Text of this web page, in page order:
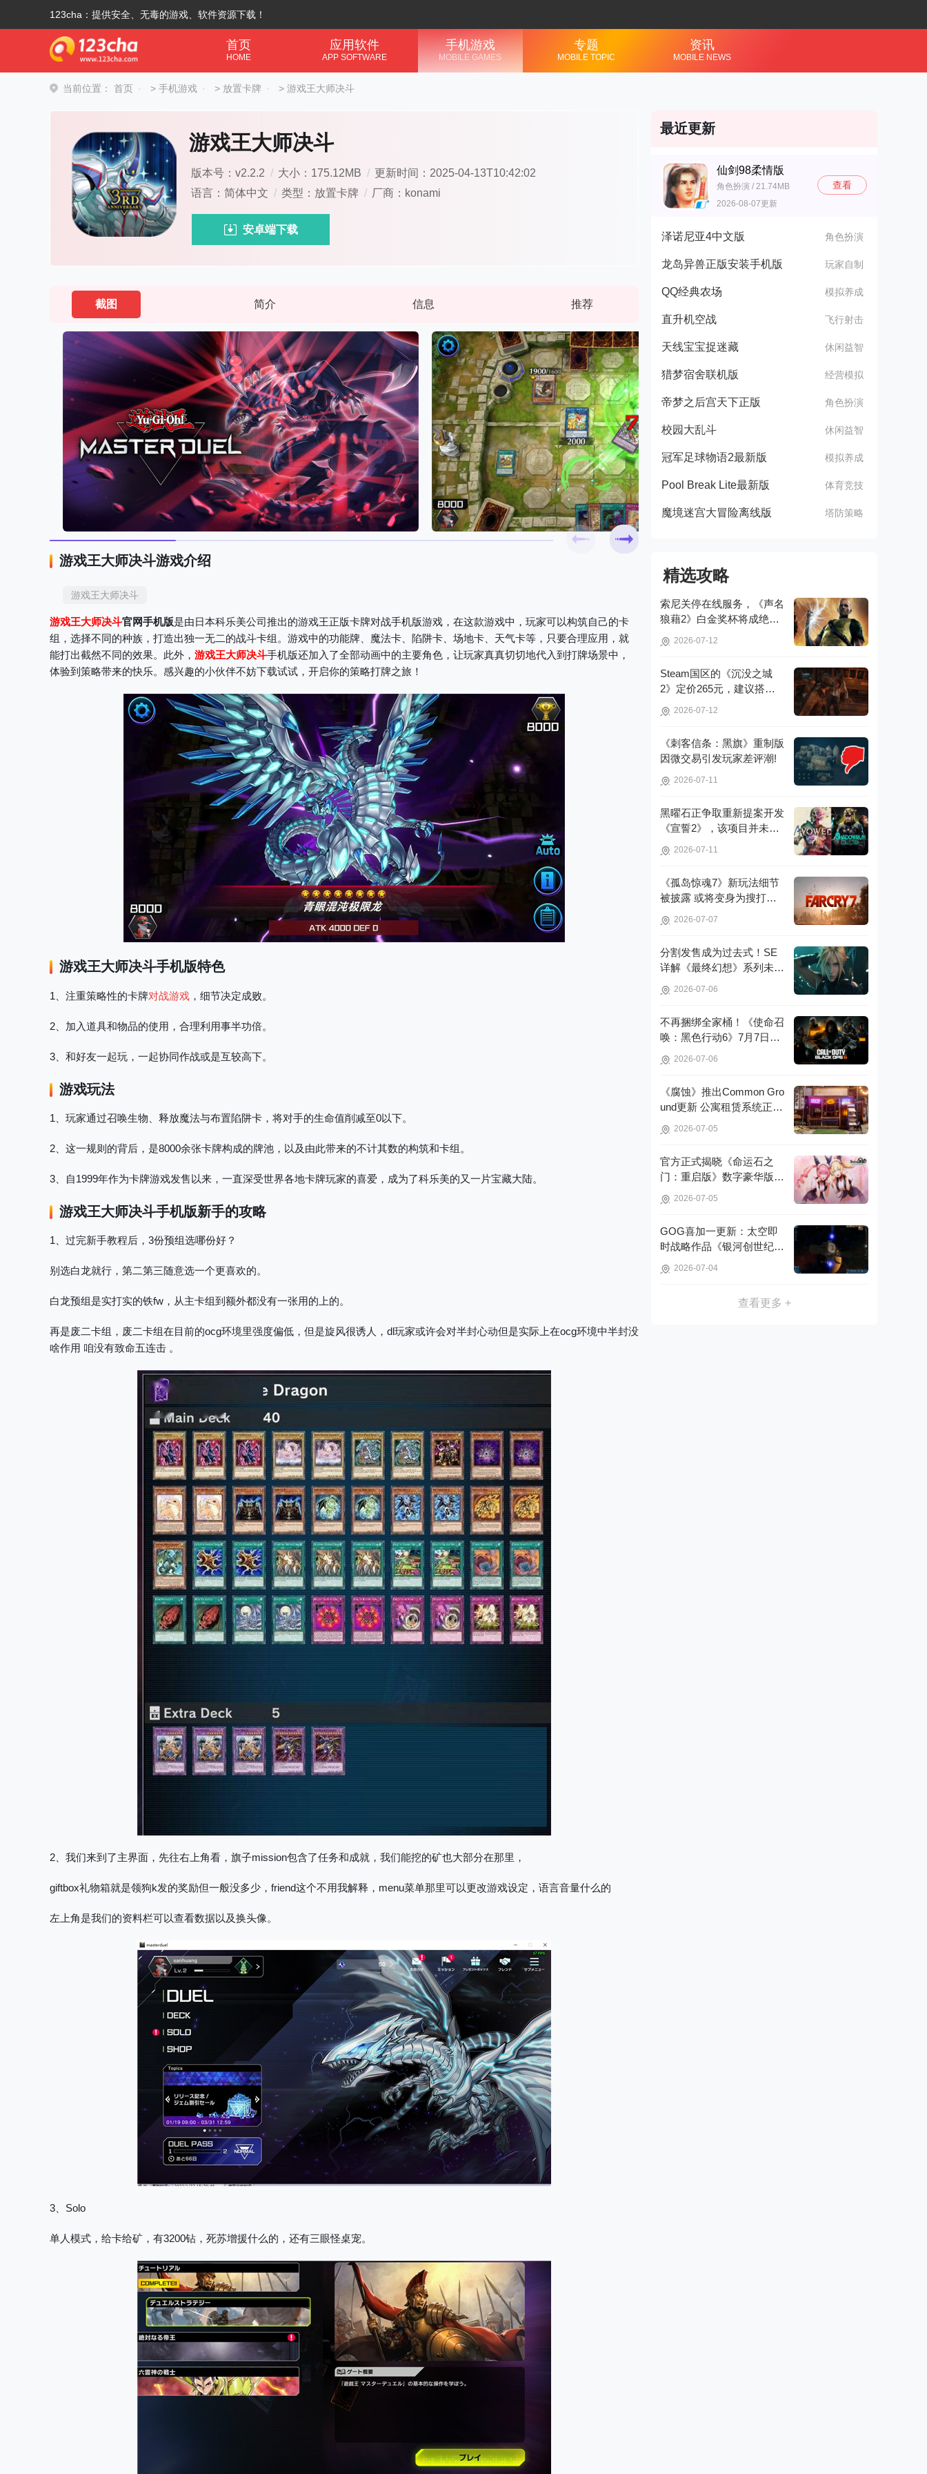
123cha：提供安全、无毒的游戏、软件资源下载！
首页
HOME
应用软件
APP SOFTWARE
手机游戏
MOBILE GAMES
专题
MOBILE TOPIC
资讯
MOBILE NEWS
当前位置： 首页 > 手机游戏 > 放置卡牌 > 游戏王大师决斗
游戏王大师决斗
版本号：v2.2.2 / 大小：175.12MB / 更新时间：2025-04-13T10:42:02
语言：简体中文 / 类型：放置卡牌 / 厂商：konami
安卓端下载
截图 简介 信息 推荐
游戏王大师决斗游戏介绍
游戏王大师决斗
游戏王大师决斗官网手机版是由日本科乐美公司推出的游戏王正版卡牌对战手机版游戏，在这款游戏中，玩家可以构筑自己的卡
组，选择不同的种族，打造出独一无二的战斗卡组。游戏中的功能牌、魔法卡、陷阱卡、场地卡、天气卡等，只要合理应用，就
能打出截然不同的效果。此外， 游戏王大师决斗手机版还加入了全部动画中的主要角色，让玩家真真切切地代入到打牌场景中，
体验到策略带来的快乐。感兴趣的小伙伴不妨下载试试，开启你的策略打牌之旅！
游戏王大师决斗手机版特色
1、注重策略性的卡牌对战游戏 ，细节决定成败。
2、加入道具和物品的使用，合理利用事半功倍。
3、和好友一起玩，一起协同作战或是互较高下。
游戏玩法
1、玩家通过召唤生物、释放魔法与布置陷阱卡，将对手的生命值削减至0以下。
2、这一规则的背后，是8000余张卡牌构成的牌池，以及由此带来的不计其数的构筑和卡组。
3、自1999年作为卡牌游戏发售以来，一直深受世界各地卡牌玩家的喜爱，成为了科乐美的又一片宝藏大陆。
游戏王大师决斗手机版新手的攻略
1、过完新手教程后，3份预组选哪份好？
别选白龙就行，第二第三随意选一个更喜欢的。
白龙预组是实打实的铁fw，从主卡组到额外都没有一张用的上的。
再是废二卡组，废二卡组在目前的ocg环境里强度偏低，但是旋风很诱人，dl玩家或许会对半封心动但是实际上在ocg环境中半封没
啥作用 咱没有致命五连击 。
2、我们来到了主界面，先往右上角看，旗子mission包含了任务和成就，我们能挖的矿也大部分在那里，
giftbox礼物箱就是领狗k发的奖励但一般没多少，friend这个不用我解释，menu菜单那里可以更改游戏设定，语言音量什么的
左上角是我们的资料栏可以查看数据以及换头像。
3、Solo
单人模式，给卡给矿，有3200钻，死苏增援什么的，还有三眼怪桌宠。
最近更新
仙剑98柔情版
角色扮演 / 21.74MB
2026-08-07更新
查看
泽诺尼亚4中文版 角色扮演
龙岛异兽正版安装手机版 玩家自制
QQ经典农场 模拟养成
直升机空战 飞行射击
天线宝宝捉迷藏 休闲益智
猎梦宿舍联机版 经营模拟
帝梦之后宫天下正版 角色扮演
校园大乱斗 休闲益智
冠军足球物语2最新版 模拟养成
Pool Break Lite最新版 体育竞技
魔境迷宫大冒险离线版 塔防策略
精选攻略
索尼关停在线服务，《声名
狼藉2》白金奖杯将成绝
2026-07-12
Steam国区的《沉没之城
2》定价265元，建议搭配4
2026-07-12
《刺客信条：黑旗》重制版
因微交易引发玩家差评潮!
2026-07-11
黑曜石正争取重新提案开发
《宣誓2》，该项目并未彻
2026-07-11
《孤岛惊魂7》新玩法细节
被披露 或将变身为搜打撤
2026-07-07
分割发售成为过去式！SE
详解《最终幻想》系列未来
2026-07-06
不再捆绑全家桶！《使命召
唤：黑色行动6》7月7日起
2026-07-06
《腐蚀》推出Common Gro
und更新 公寓租赁系统正式
2026-07-05
官方正式揭晓《命运石之
门：重启版》数字豪华版的
2026-07-05
GOG喜加一更新：太空即
时战略作品《银河创世纪：
2026-07-04
查看更多 +